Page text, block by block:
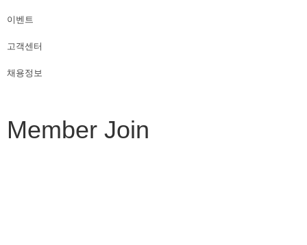
이벤트
고객센터
채용정보
Member Join